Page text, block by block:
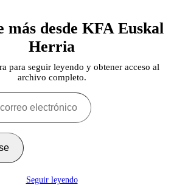
más desde KFA Euskal
Herria
para seguir leyendo y obtener acceso al
archivo completo.
Seguir leyendo